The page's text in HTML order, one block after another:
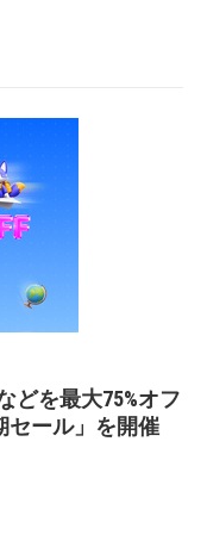
どを最大75%オフ
セール」を開催